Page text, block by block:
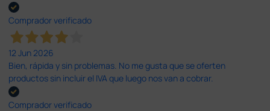
Comprador verificado
12 Jun 2026
Bien, rápida y sin problemas. No me gusta que se oferten
productos sin incluir el IVA que luego nos van a cobrar.
Comprador verificado